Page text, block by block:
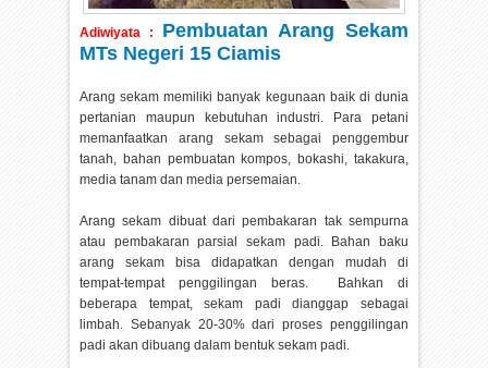
Adiwiyata :
Pembuatan Arang Sekam
MTs Negeri 15 Ciamis
Arang sekam memiliki banyak kegunaan baik di dunia
pertanian maupun kebutuhan industri. Para petani
memanfaatkan arang sekam sebagai penggembur
tanah, bahan pembuatan kompos, bokashi, takakura,
media tanam dan media persemaian.
Arang sekam dibuat dari pembakaran tak sempurna
atau pembakaran parsial sekam padi. Bahan baku
arang sekam bisa didapatkan dengan mudah di
tempat-tempat penggilingan beras. Bahkan di
beberapa tempat, sekam padi dianggap sebagai
limbah. Sebanyak 20-30% dari proses penggilingan
padi akan dibuang dalam bentuk sekam padi.